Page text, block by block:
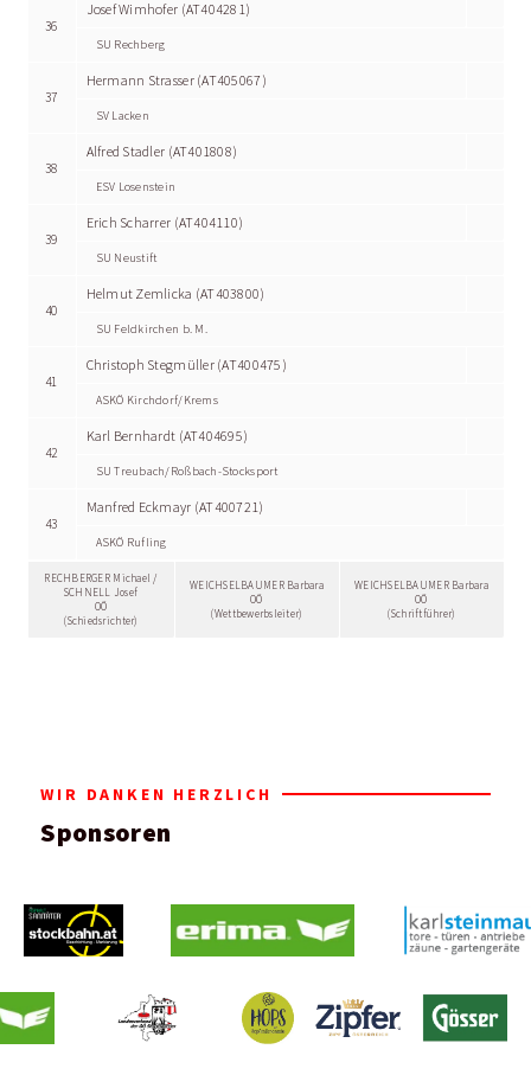
36
Josef Wimhofer (AT404281)
SU Rechberg
37
Hermann Strasser (AT405067)
SV Lacken
38
Alfred Stadler (AT401808)
ESV Losenstein
39
Erich Scharrer (AT404110)
SU Neustift
40
Helmut Zemlicka (AT403800)
SU Feldkirchen b. M.
41
Christoph Stegmüller (AT400475)
ASKÖ Kirchdorf/Krems
42
Karl Bernhardt (AT404695)
SU Treubach/Roßbach-Stocksport
43
Manfred Eckmayr (AT400721)
ASKÖ Rufling
RECHBERGER Michael /
SCHNELL Josef
OÖ
(Schiedsrichter)
WEICHSELBAUMER Barbara
OÖ
(Wettbewerbsleiter)
WEICHSELBAUMER Barbara
OÖ
(Schriftführer)
WIR DANKEN HERZLICH
Sponsoren